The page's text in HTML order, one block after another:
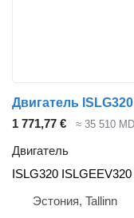
1 771,77 € ≈ 35 510
Двигатель
ISLG320
Эстония, Tallinn